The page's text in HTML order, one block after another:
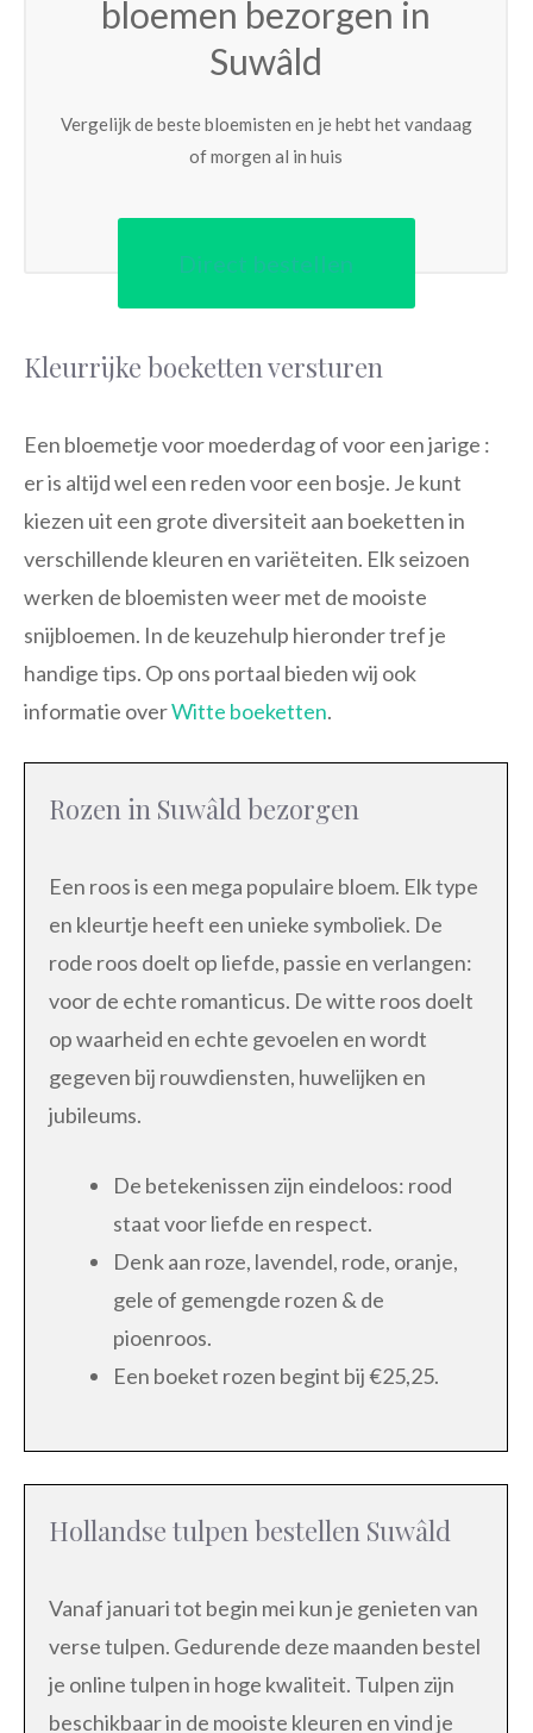
bloemen bezorgen in
Suwâld
Vergelijk de beste bloemisten en je hebt het vandaag
of morgen al in huis
Direct bestellen
Kleurrijke boeketten versturen
Een bloemetje voor moederdag of voor een jarige :
er is altijd wel een reden voor een bosje. Je kunt
kiezen uit een grote diversiteit aan boeketten in
verschillende kleuren en variëteiten. Elk seizoen
werken de bloemisten weer met de mooiste
snijbloemen. In de keuzehulp hieronder tref je
handige tips. Op ons portaal bieden wij ook
informatie overWitte boeketten.
Rozen in Suwâld bezorgen
Een roos is een mega populaire bloem. Elk type
en kleurtje heeft een unieke symboliek. De
rode roos doelt op liefde, passie en verlangen:
voor de echte romanticus. De witte roos doelt
op waarheid en echte gevoelen en wordt
gegeven bij rouwdiensten, huwelijken en
jubileums.
De betekenissen zijn eindeloos: rood
staat voor liefde en respect.
Denk aan roze, lavendel, rode, oranje,
gele of gemengde rozen & de
pioenroos.
Een boeket rozen begint bij €25,25.
Hollandse tulpen bestellen Suwâld
Vanaf januari tot begin mei kun je genieten van
verse tulpen. Gedurende deze maanden bestel
je online tulpen in hoge kwaliteit. Tulpen zijn
beschikbaar in de mooiste kleuren en vind je